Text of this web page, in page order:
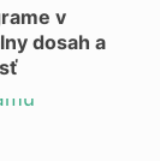
v
dosah a